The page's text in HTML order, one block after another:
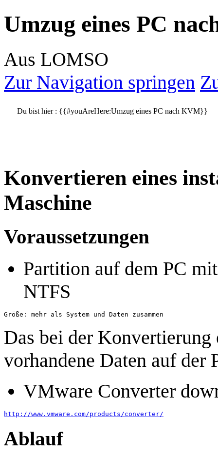
Umzug eines PC
Aus LOMSO
Zur Navigation springen
Du bist hier : {{#youAreHere:Umzug eines PC nach KVM}}
Konvertieren eines
Maschine
Voraussetzungen
Partition auf dem PC
NTFS
Das bei der
vorhandene Daten auf der
VMware Converter
http://www.vmware.com/products/converter/
Ablauf